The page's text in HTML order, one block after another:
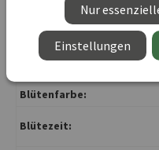
Botanische Bezeichnung :
Kulturdauer :
Blütenfarbe:
Blütezeit:
Nur
Einstellungen